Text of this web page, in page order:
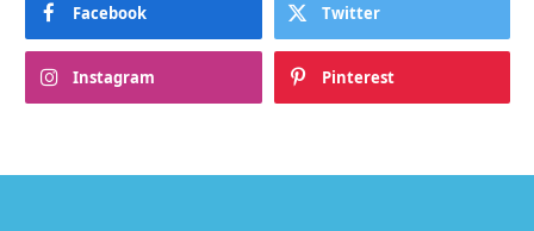
Facebook Twitter
Instagram Pinterest